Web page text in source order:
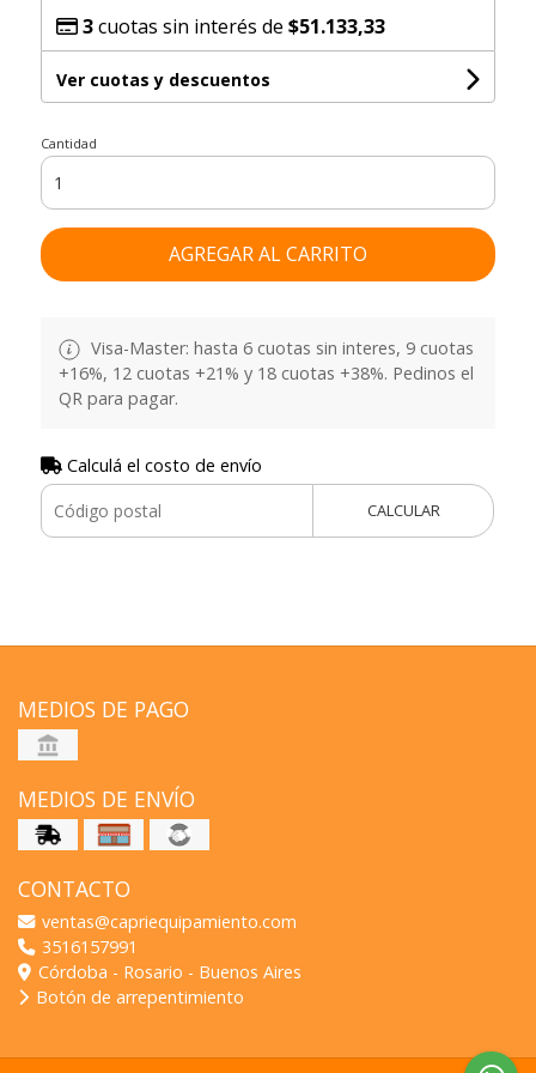
3cuotas sin interés de $51.133,33
Ver cuotas y descuentos
Cantidad
AGREGAR AL CARRITO
Visa-Master: hasta 6 cuotas sin interes, 9 cuotas
+16%, 12 cuotas +21% y 18 cuotas +38%. Pedinos el
QR para pagar.
Calculá el costo de envío
CALCULAR
MEDIOS DE PAGO
MEDIOS DE ENVÍO
CONTACTO
ventas@capriequipamiento.com
3516157991
Córdoba - Rosario - Buenos Aires
Botón de arrepentimiento